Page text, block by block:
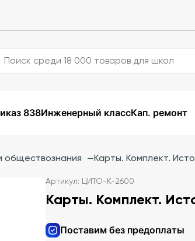
838Инженерный классКап. ремонт
обществознания —Карты. Комплект.
Артикул: ЦИТО-К-2600
Карты. Комплект.
Поставим без предоплаты